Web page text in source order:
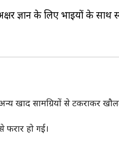
ज्ञान के लिए भाइयों के
खाद सामग्रियों से टकराकर
हो गई।